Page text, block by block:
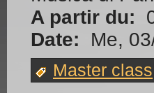
A partir du:
Date:
Me,
Master class